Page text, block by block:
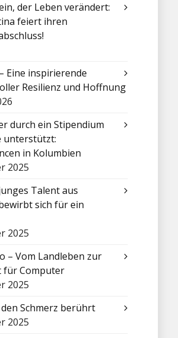
der Leben verändert:
feiert ihren
Eine inspirierende
Resilienz und Hoffnung
durch ein Stipendium
unterstützt:
in Kolumbien
2025
Talent aus
sich für ein
2025
– Vom Landleben zur
für Computer
2025
Schmerz berührt
2025